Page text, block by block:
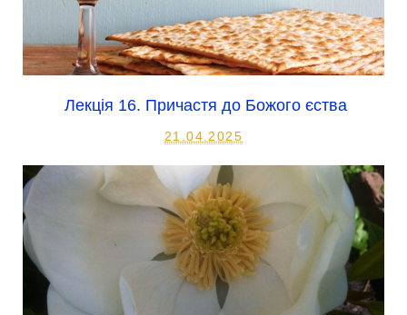
Лекція 16. Причастя до Божого єства
21.04.2025